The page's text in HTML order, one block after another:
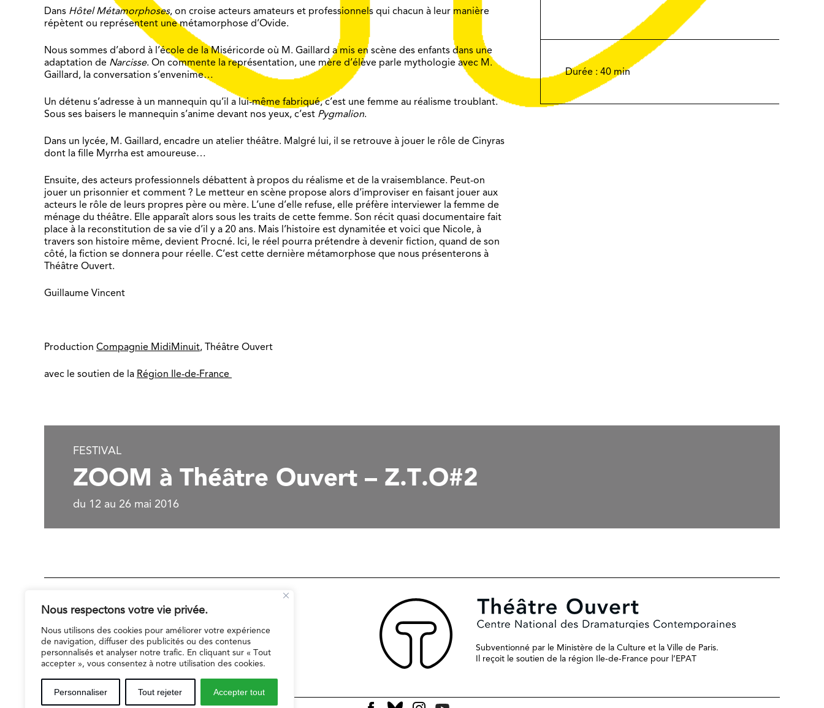
Nous respectons votre vie privée.
Nous utilisons des cookies pour améliorer votre expérience
de navigation, diffuser des publicités ou des contenus
personnalisés et analyser notre trafic. En cliquant sur « Tout
accepter », vous consentez à notre utilisation des cookies.
Personnaliser Tout rejeter Accepter tout
Dans Hôtel Métamorphoses, on croise acteurs amateurs et professionnels qui chacun à leur manière
répètent ou représentent une métamorphose d’Ovide.
Nous sommes d’abord à l’école de la Miséricorde où M. Gaillard a mis en scène des enfants dans une
adaptation de Narcisse. On commente la représentation, une mère d’élève parle mythologie avec M.
Gaillard, la conversation s’envenime…
Un détenu s’adresse à un mannequin qu’il a lui-même fabriqué, c’est une femme au réalisme troublant.
Sous ses baisers le mannequin s’anime devant nos yeux, c’est Pygmalion.
Dans un lycée, M. Gaillard, encadre un atelier théâtre. Malgré lui, il se retrouve à jouer le rôle de Cinyras
dont la fille Myrrha est amoureuse…
Ensuite, des acteurs professionnels débattent à propos du réalisme et de la vraisemblance. Peut-on
jouer un prisonnier et comment ? Le metteur en scène propose alors d’improviser en faisant jouer aux
acteurs le rôle de leurs propres père ou mère. L’une d’elle refuse, elle préfère interviewer la femme de
ménage du théâtre. Elle apparaît alors sous les traits de cette femme. Son récit quasi documentaire fait
place à la reconstitution de sa vie d’il y a 20 ans. Mais l’histoire est dynamitée et voici que Nicole, à
travers son histoire même, devient Procné. Ici, le réel pourra prétendre à devenir fiction, quand de son
côté, la fiction se donnera pour réelle. C’est cette dernière métamorphose que nous présenterons à
Théâtre Ouvert.
Guillaume Vincent
Production Compagnie MidiMinuit, Théâtre Ouvert
avec le soutien de la Région Ile-de-France
Durée : 40 min
FESTIVAL
ZOOM à Théâtre Ouvert – Z.T.O#2
du 12 au 26 mai 2016
159 Avenue Gambetta
75020 Paris
01 42 55 74 40
Réservations 01 42 55 55 50
Subventionné par le Ministère de la Culture et la Ville de Paris.
Il reçoit le soutien de la région Ile-de-France pour l’EPAT